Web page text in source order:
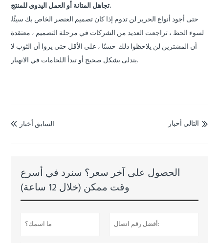
تجاهل المتانة أو العمل اليدوي للمنتج.
حتى أجود أنواع الحرير لن تدوم إذا كان تصميم العنصر الخاص بك سيئًا.
لسوء الحظ ، تراجعت العديد من الشركات في مرحلة التصميم ، معتقدة
أن المشترين لن يلاحظوا ذلك. حسنًا ، على الأقل حتى يروا أن الثوب لا
يتدلى بشكل صحيح أو تبدأ اللحامات في الانهيار.
 السابق أخبار  التالي أخبار
الحصول على آخر سعر؟ سنرد في أسرع
وقت ممكن (خلال 12 ساعة)